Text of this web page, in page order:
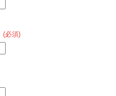
(必須)